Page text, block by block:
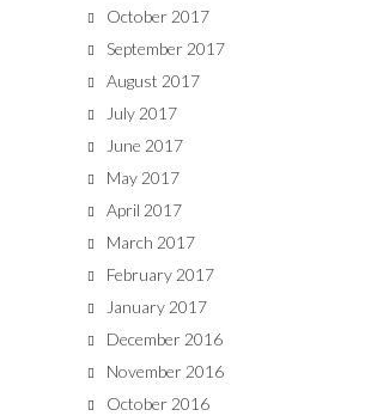
October 2017
September 2017
August 2017
July 2017
June 2017
May 2017
April 2017
March 2017
February 2017
January 2017
December 2016
November 2016
October 2016